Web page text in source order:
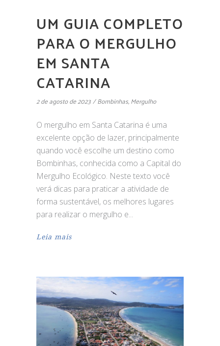
UM GUIA COMPLETO
PARA O MERGULHO
EM SANTA
CATARINA
2 de agosto de 2023 Bombinhas,Mergulho
O mergulho em Santa Catarina é uma
excelente opção de lazer, principalmente
quando você escolhe um destino como
Bombinhas, conhecida como a Capital do
Mergulho Ecológico. Neste texto você
verá dicas para praticar a atividade de
forma sustentável, os melhores lugares
para realizar o mergulho e
Leia mais